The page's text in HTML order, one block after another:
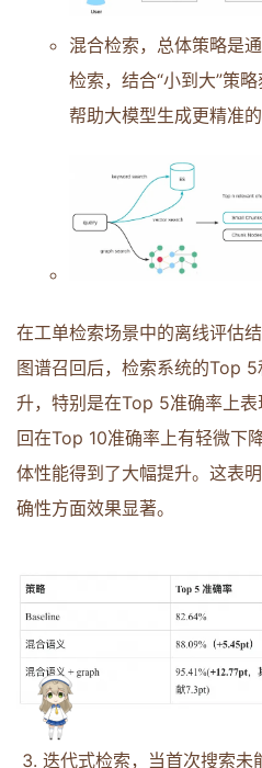
混合检索，总体策略是
检索，结合“小到大”策
帮助大模型生成更精准的
在工单检索场景中的离线评估
图谱召回后，检索系统的Top
升，特别是在Top 5准确率上
回在Top 10准确率上有轻微下
体性能得到了大幅提升。这表
确性方面效果显著。
迭代式检索，当首次搜索未